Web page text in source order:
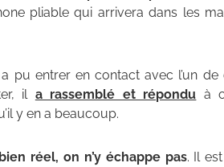
pliable qui arrivera dans les
pu entrer en contact avec l’un de
il a rassemblé et répondu à
y en a beaucoup.
réel, on n’y échappe pas. Il